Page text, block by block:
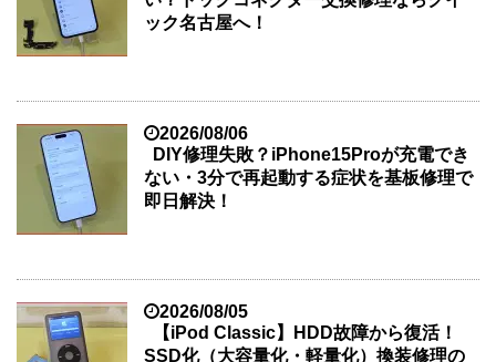
ック名古屋へ！
2026/08/06
DIY修理失敗？iPhone15Proが充電でき
ない・3分で再起動する症状を基板修理で
即日解決！
2026/08/05
【iPod Classic】HDD故障から復活！
SSD化（大容量化・軽量化）換装修理の